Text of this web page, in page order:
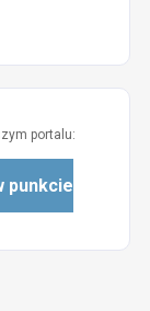
portalu:
punkcie